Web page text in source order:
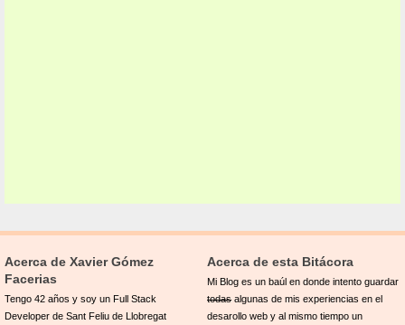
Acerca de Xavier Gómez
Facerias
Tengo 42 años y soy un Full Stack
Developer de Sant Feliu de Llobregat
Acerca de esta Bitácora
Mi Blog es un baúl en donde intento guardar
todasalgunas de mis experiencias en el
desarollo web y al mismo tiempo un